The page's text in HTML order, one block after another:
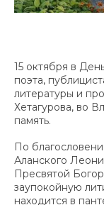
15 октября в
поэта,
литературы и
Хетагурова, во
память.
По
Аланского
Пресвятой
заупокойную
находится в